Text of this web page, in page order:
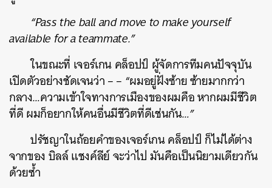
“Pass the ball and move to make yourself
available for a teammate.”
ในขณะที่ เจอร์เกนคล็อปป์ ผู้จัดการทีมคนปัจจุบัน
เปิดตัวอย่างชัดเจนว่า– – “ผมอยู่ฝั่งซ้ายซ้ายมากกว่า
กลาง…ความเข้าใจทางการเมืองของผมคือหากผมมีชีวิต
ที่ดีผมก็อยากให้คนอื่นมีชีวิตที่ดีเช่นกัน…”
ปรัชญาในถ้อยคำของเจอร์เกนคล็อปป์ก็ไม่ได้ต่าง
จากของบิลล์แชงค์ลีย์จะว่าไปมันคือเป็นนิยามเดียวกัน
ด้วยซ้ำ
ค้นหา
SHARE TWEET LINE EMAIL